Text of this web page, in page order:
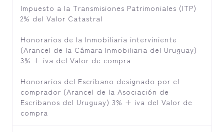
Impuesto a la Transmisiones Patrimoniales (ITP)
2% del Valor Catastral
Honorarios de la Inmobiliaria interviniente
(Arancel de la Cámara Inmobiliaria del Uruguay)
3% + iva del Valor de compra
Honorarios del Escribano designado por el
comprador (Arancel de la Asociación de
Escribanos del Uruguay) 3% + iva del Valor de
compra